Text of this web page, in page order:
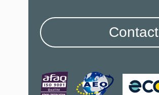
Contact